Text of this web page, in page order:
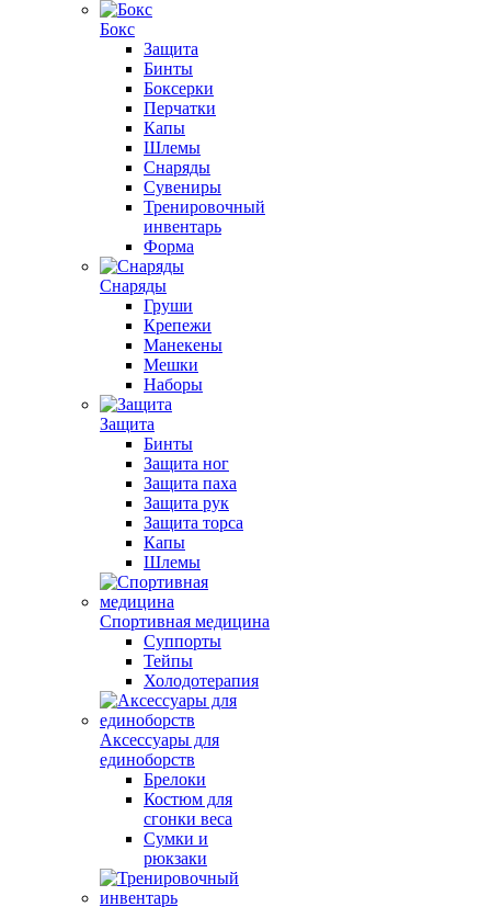
Бокс
Защита
Бинты
Боксерки
Перчатки
Капы
Шлемы
Снаряды
Сувениры
Тренировочный
инвентарь
Форма
Снаряды
Груши
Крепежи
Манекены
Мешки
Наборы
Защита
Бинты
Защита ног
Защита паха
Защита рук
Защита торса
Капы
Шлемы
Спортивная медицина
Суппорты
Тейпы
Холодотерапия
Аксессуары для
единоборств
Брелоки
Костюм для
сгонки веса
Сумки и
рюкзаки